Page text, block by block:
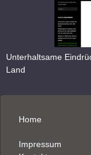
Unterhaltsame
Land
Home
Impressum